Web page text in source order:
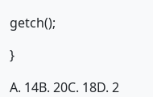
getch();
}
A. 14B. 20C. 18D. 2